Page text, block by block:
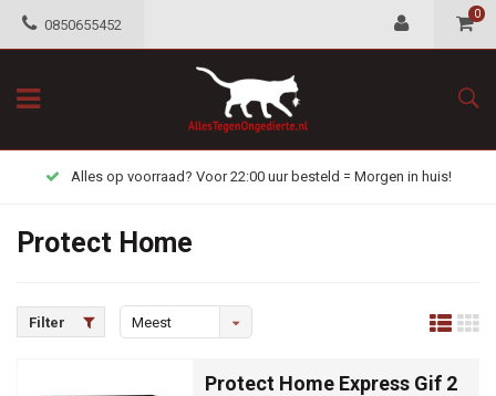
0850655452
0
Alles op voorraad? Voor 22:00 uur besteld = Morgen in huis!
Protect Home
Filter
Meest
Protect Home Express Gif 2